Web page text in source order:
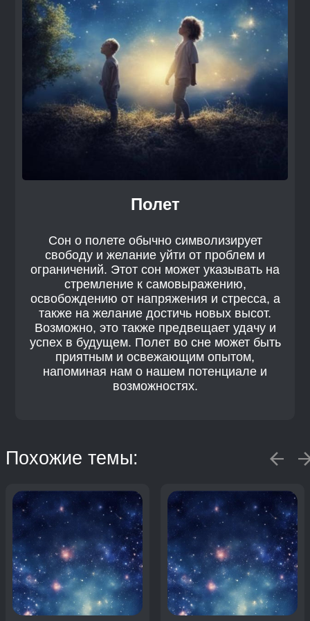
Полет
Сон о полете обычно символизирует
свободу и желание уйти от проблем и
ограничений. Этот сон может указывать на
стремление к самовыражению,
освобождению от напряжения и стресса, а
также на желание достичь новых высот.
Возможно, это также предвещает удачу и
успех в будущем. Полет во сне может быть
приятным и освежающим опытом,
напоминая нам о нашем потенциале и
возможностях.
Похожие темы: